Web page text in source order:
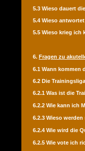
5.3 Wieso dauert
5.4 Wieso
5.5 Wieso krieg ich
6. Fragen zu
6.1 Wann kommen
6.2 Die
6.2.1 Was ist die
6.2.2 Wie kann ich
6.2.3 Wieso
6.2.4 Wie wird die
6.2.5 Wie vote ich